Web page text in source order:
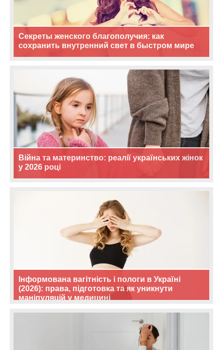
Секреты женского благополучия: как
сохранить внутренний свет в быстром мире
Війна та материнство: реалії українських жінок
у 2026 році
Інформована вагітність і пологи в Україні
(2026): права, підготовка та як уникнути
маніпуляцій у медицині